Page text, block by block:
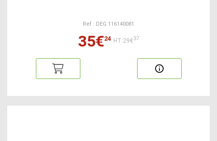
Ref : DEG 116140081
35€24 HT:29€37